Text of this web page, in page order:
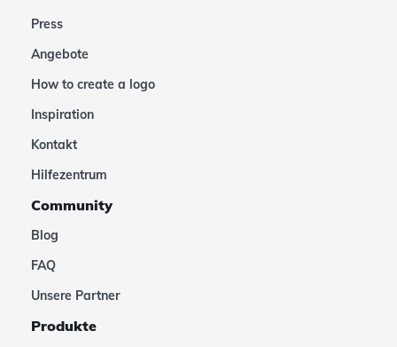
Press
Angebote
How to create a logo
Inspiration
Kontakt
Hilfezentrum
Community
Blog
FAQ
Unsere Partner
Produkte